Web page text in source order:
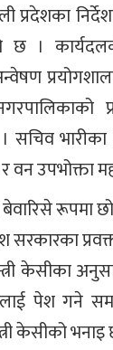
प्रदेशका
।
। सचिव
उपभोक्ता
रूपमा
केसीका
पेश गने
केसीको भनाइ